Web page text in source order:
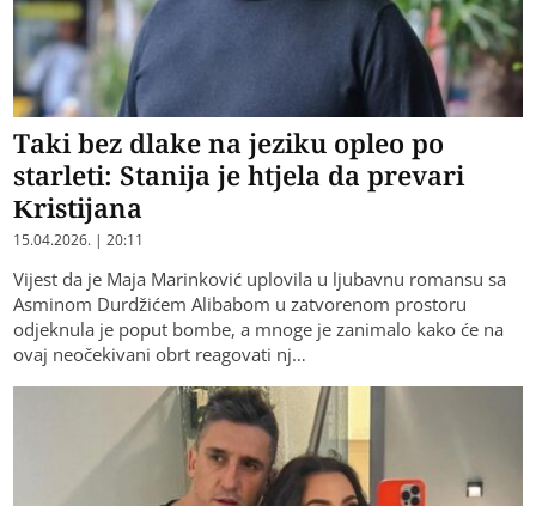
Taki bez dlake na jeziku opleo po
starleti: Stanija je htjela da prevari
Kristijana
15.04.2026. | 20:11
Vijest da je Maja Marinković uplovila u ljubavnu romansu sa
Asminom Durdžićem Alibabom u zatvorenom prostoru
odjeknula je poput bombe, a mnoge je zanimalo kako će na
ovaj neočekivani obrt reagovati nj…